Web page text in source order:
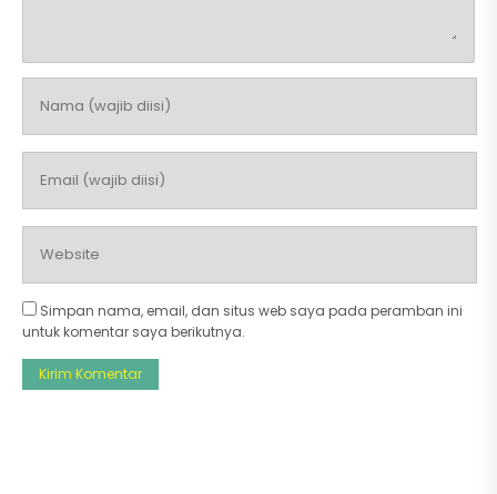
Simpan nama, email, dan situs web saya pada peramban ini
untuk komentar saya berikutnya.